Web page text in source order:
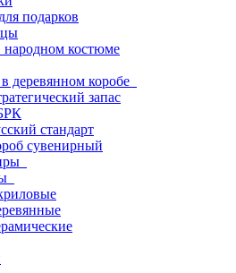
подарков
костюме
деревянном коробе
запас
стандарт
сувенирный